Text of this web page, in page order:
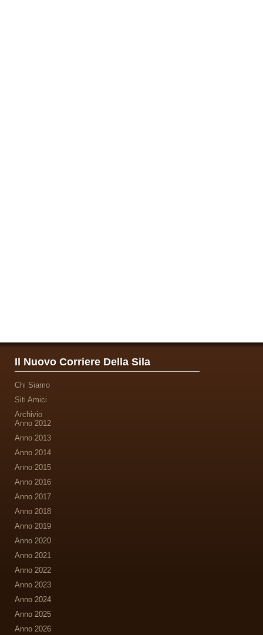
Il Nuovo Corriere Della Sila
Chi Siamo
Siti Amici
Archivio
Anno 2012
Anno 2013
Anno 2014
Anno 2015
Anno 2016
Anno 2017
Anno 2018
Anno 2019
Anno 2020
Anno 2021
Anno 2022
Anno 2023
Anno 2024
Anno 2025
Anno 2026